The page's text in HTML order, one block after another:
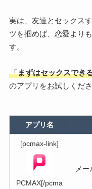
実は、友達とセックス
ツを掴めば、恋愛より
す。
「まずはセックスでき
のアプリをお試しくださ
アプリ名
[pcmax-link]
PCMAX[/pcma
メ